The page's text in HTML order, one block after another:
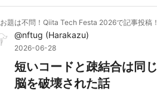
お題は不問！Qiita Tech Festa 2026で記事投稿！
@nftug (Harakazu)
2026-06-28
短いコードと疎結合は同
脳を破壊された話